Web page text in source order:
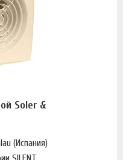
Soler &
(Испания)